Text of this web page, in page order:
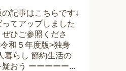
記事はこちらです↓
ってアップしました
ひご参照くださ
和５年度版>独身
暮らし 節約生活の
おう ーーーーー...